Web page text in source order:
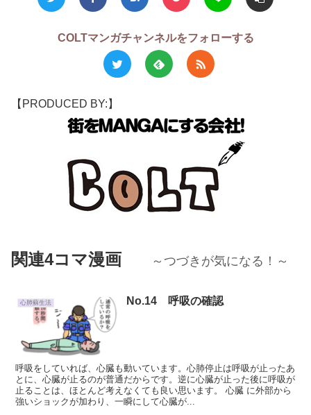
COLTマンガチャンネルをフォローする
【PRODUCED BY:】
関連4コマ漫画 ～つづきが気になる！～
心肺蘇生法 No.14 呼吸の確認
呼吸をしていれば、心臓も動いています。心肺停止は呼吸が止ったあ
とに、心臓が止るのが普通だからです。逆に心臓が止った後に呼吸が
止ることは、ほとんど考えなくても良い思います。 心臓 に外部から
強いショックが加わり、一瞬にして心臓が...